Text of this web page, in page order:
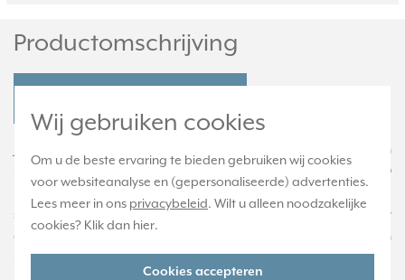
Wij gebruiken cookies
Om u de beste ervaring te bieden gebruiken wij cookies
voor websiteanalyse en (gepersonaliseerde) advertenties.
Lees meer in ons privacybeleid. Wilt u alleen noodzakelijke
cookies? Klik dan hier.
Cookies accepteren
Productomschrijving
JUNG artikel 34 is een rood inzetstuk geschikt voor schakelwippen
met controlevenster waarvan het artikelnummer eindigt op KO
(niet op KO5). Ook geschikt voor impulsdrukkers uit de AP 600-
serie. Het transparant rode inzetstuk fungeert als controlevenster
en is voorzien van een trekkoord van 50 cm. Kan worden
uitgebreid met het trekkoord ZS-34 KO5S.